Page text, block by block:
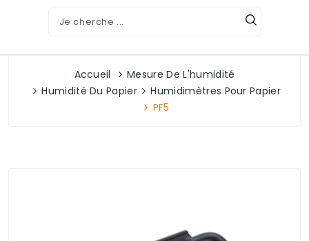
Accueil
Mesure De L'humidité
Humidité Du Papier
Humidimètres Pour Papier
PF5